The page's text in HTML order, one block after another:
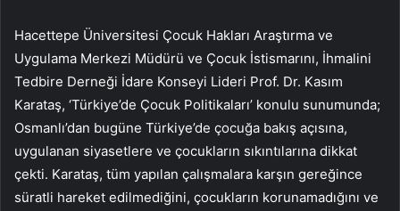
Hacettepe Üniversitesi Çocuk Hakları Araştırma ve
Uygulama Merkezi Müdürü ve Çocuk İstismarını, İhmalini
Tedbire Derneği İdare Konseyi Lideri Prof. Dr. Kasım
Karataş, ‘Türkiye’de Çocuk Politikaları’ konulu sunumunda;
Osmanlı’dan bugüne Türkiye’de çocuğa bakış açısına,
uygulanan siyasetlere ve çocukların sıkıntılarına dikkat
çekti. Karataş, tüm yapılan çalışmalara karşın gereğince
süratli hareket edilmediğini, çocukların korunamadığını ve